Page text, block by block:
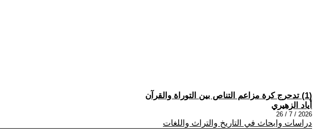
(1) تدحرج كرة مزاعم التناص بين التوراة والقرآن
أياد الزهيري
2026 / 7 / 26
دراسات وابحاث في التاريخ والتراث واللغات